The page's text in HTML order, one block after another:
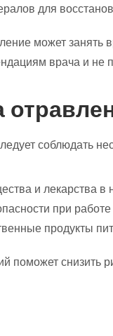
для
может
врача и не
соблюдать
и лекарства в
при
продукты
поможет снизить